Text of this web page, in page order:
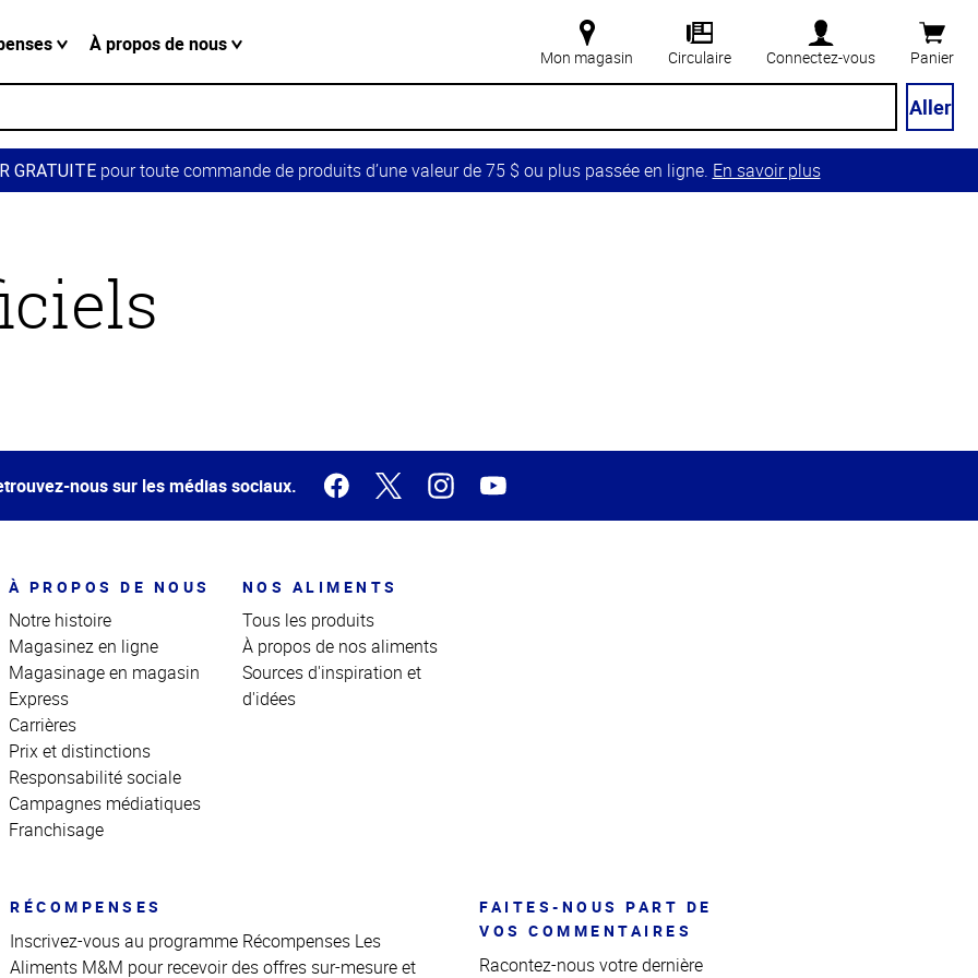
À propos de nous
Mon magasin Circulaire Connectez-vous Panier
Aller
GRATUITEpour toute commande de produits d’une valeur de 75 $ ou plus passée en ligne. En savoir plus
nous sur les médias sociaux.
À PROPOS DE NOUS
Notre histoire
Magasinez en ligne
Magasinage en magasin
Express
Carrières
Prix et distinctions
Responsabilité sociale
Campagnes médiatiques
Franchisage
NOS ALIMENTS
Tous les produits
À propos de nos aliments
Sources d'inspiration et
d'idées
RÉCOMPENSES
Inscrivez-vous au programme Récompenses Les
Aliments M&M pour recevoir des offres sur-mesure et
FAITES-NOUS PART DE
VOS COMMENTAIRES
Racontez-nous votre dernière